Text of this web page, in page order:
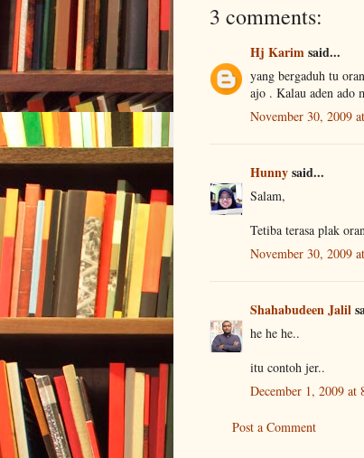
3 comments:
Hj Karimsaid...
yang bergaduh tu
ajo . Kalau aden ado
November 30, 2009
Hunnysaid...
Salam,
Tetiba terasa plak
November 30, 2009
Shahabudeen Jalil
he he he..
itu contoh jer..
December 1, 2009 at
Post a Comment